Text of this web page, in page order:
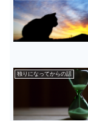
独りになってからの話